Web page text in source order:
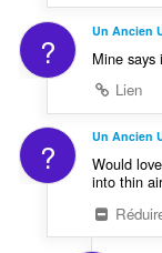
? Un Ancien
Mine
Lien
? Un Ancien
Would
into thin